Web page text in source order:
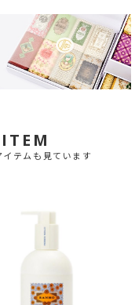
テムも見ています